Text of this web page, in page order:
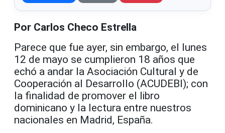
Por Carlos Checo Estrella
Parece que fue ayer, sin embargo, el lunes
12 de mayo se cumplieron 18 años que
echó a andar la Asociación Cultural y de
Cooperación al Desarrollo (ACUDEBI); con
la finalidad de promover el libro
dominicano y la lectura entre nuestros
nacionales en Madrid, España.